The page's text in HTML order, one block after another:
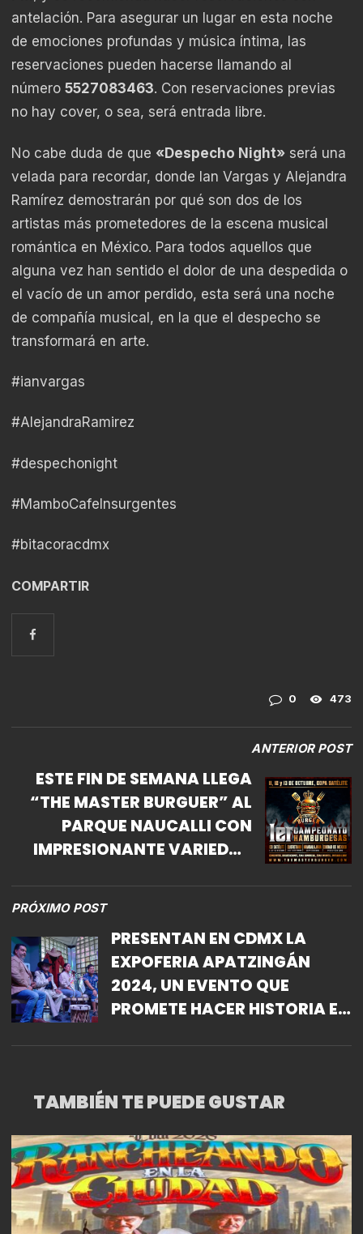
antelación. Para asegurar un lugar en esta noche
de emociones profundas y música íntima, las
reservaciones pueden hacerse llamando al
número 5527083463. Con reservaciones previas
no hay cover, o sea, será entrada libre.
No cabe duda de que «Despecho Night» será una
velada para recordar, donde Ian Vargas y Alejandra
Ramírez demostrarán por qué son dos de los
artistas más prometedores de la escena musical
romántica en México. Para todos aquellos que
alguna vez han sentido el dolor de una despedida o
el vacío de un amor perdido, esta será una noche
de compañía musical, en la que el despecho se
transformará en arte.
#ianvargas
#AlejandraRamirez
#despechonight
#MamboCafeInsurgentes
#bitacoracdmx
COMPARTIR
0 473
ANTERIOR POST
ESTE FIN DE SEMANA LLEGA
“THE MASTER BURGUER” AL
PARQUE NAUCALLI CON
IMPRESIONANTE VARIEDAD
PRÓXIMO POST
PRESENTAN EN CDMX LA
EXPOFERIA APATZINGÁN
2024, UN EVENTO QUE
PROMETE HACER HISTORIA EN
TAMBIÉN TE PUEDE GUSTAR